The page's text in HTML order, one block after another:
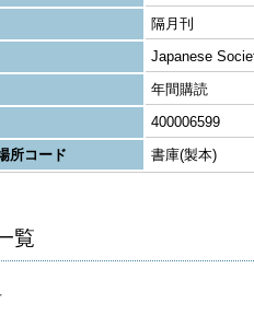
隔月刊
Japanese
年間購読
400006599
所コード
書庫(製本)
覧